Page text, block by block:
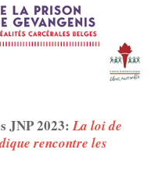
JNP 2023:La loi de
rencontre les